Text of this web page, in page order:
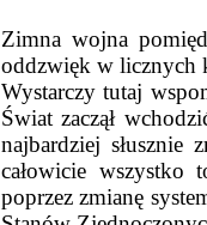
Zimna wojna
oddzwięk w licznych
Wystarczy tutaj
Świat zaczął
najbardziej słusznie
całowicie
poprzez zmianę